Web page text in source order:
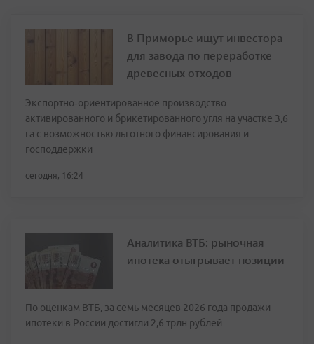
В Приморье ищут инвестора
для завода по переработке
древесных отходов
Экспортно‑ориентированное производство
активированного и брикетированного угля на участке 3,6
га с возможностью льготного финансирования и
господдержки
сегодня, 16:24
Аналитика ВТБ: рыночная
ипотека отыгрывает позиции
По оценкам ВТБ, за семь месяцев 2026 года продажи
ипотеки в России достигли 2,6 трлн рублей